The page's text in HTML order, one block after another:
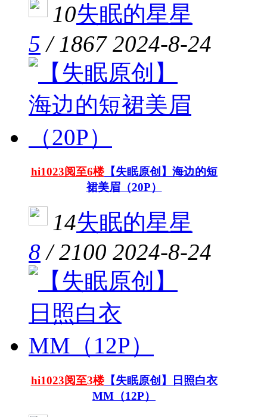
10失眠的星星
5 / 1867 2024-8-24
hi1023阅至6楼【失眠原创】海边的短
裙美眉（20P）
14失眠的星星
8 /2100 2024-8-24
hi1023阅至3楼【失眠原创】日照白衣
MM（12P）